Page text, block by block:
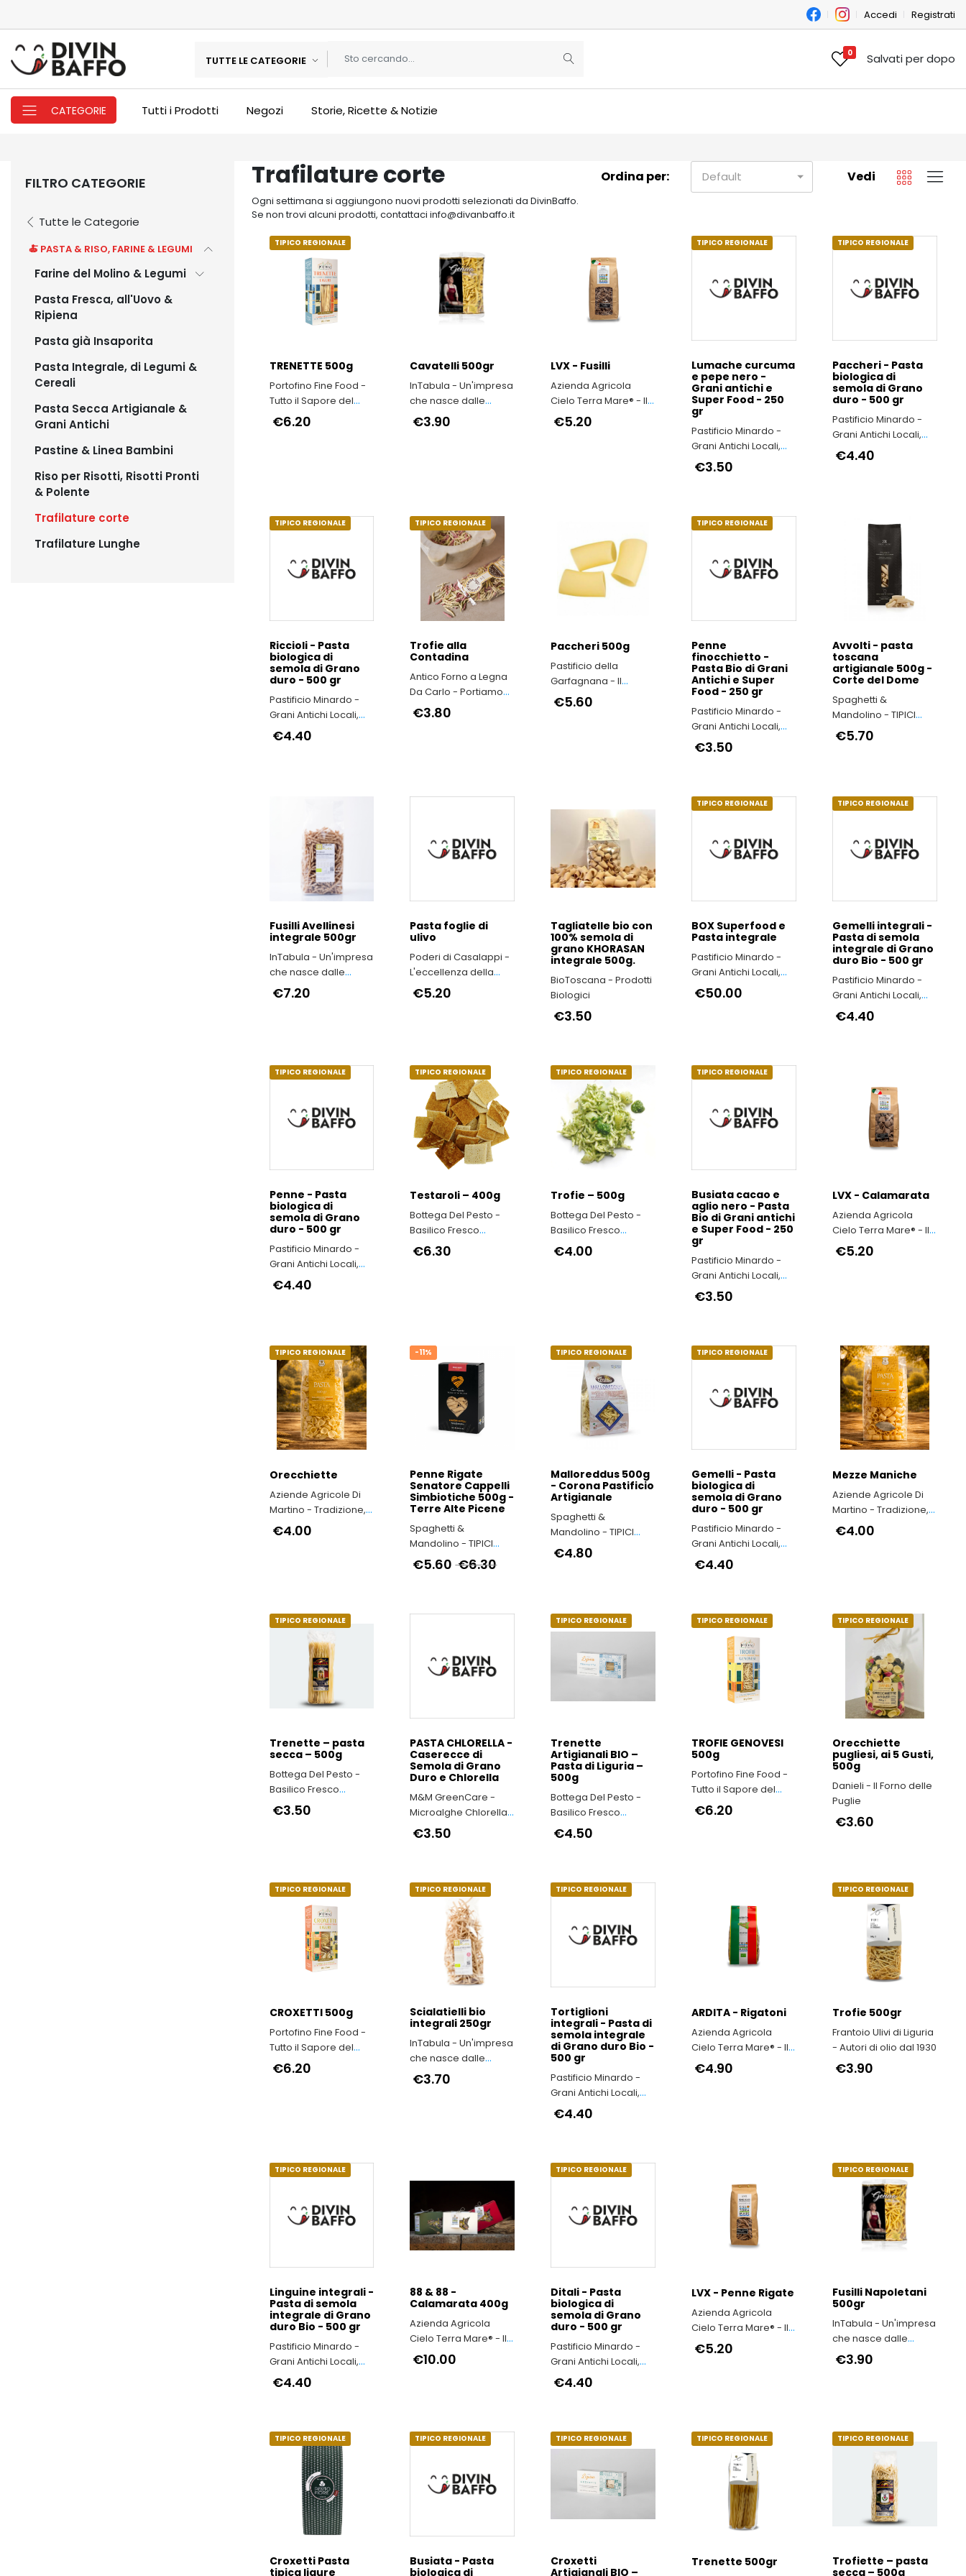
Accedi Registrati
TUTTE LE CATEGORIE
0 Salvati per dopo
CATEGORIE Tutti i Prodotti Negozi Storie, Ricette & Notizie
FILTRO CATEGORIE
Tutte le Categorie
🍝 PASTA & RISO, FARINE & LEGUMI
Farine del Molino & Legumi
Pasta Fresca, all'Uovo &
Ripiena
Pasta già Insaporita
Pasta Integrale, di Legumi &
Cereali
Pasta Secca Artigianale &
Grani Antichi
Pastine & Linea Bambini
Riso per Risotti, Risotti Pronti
& Polente
Trafilature corte
Trafilature Lunghe
Trafilature corte
Ogni settimana si aggiungono nuovi prodotti selezionati da DivinBaffo.
Se non trovi alcuni prodotti, contattaci info@divanbaffo.it
Ordina per: Default Vedi
TIPICO REGIONALE
TRENETTE 500g
Portofino Fine Food -
Tutto il Sapore del
Buon Vivere Italiano
€6.20
Cavatelli 500gr
InTabula - Un'impresa
che nasce dalle
viscere dell’Irpinia
€3.90
LVX - Fusilli
Azienda Agricola
Cielo Terra Mare® - ll
grano duro antico
siciliano Timilia
€5.20
TIPICO REGIONALE
Lumache curcuma
e pepe nero -
Grani antichi e
Super Food - 250
gr
Pastificio Minardo -
Grani Antichi Locali,
nel Rispetto
dell’Ambiente e della
€3.50
TIPICO REGIONALE
Paccheri - Pasta
biologica di
semola di Grano
duro - 500 gr
Pastificio Minardo -
Grani Antichi Locali,
nel Rispetto
dell’Ambiente e della
€4.40
TIPICO REGIONALE
Riccioli - Pasta
biologica di
semola di Grano
duro - 500 gr
Pastificio Minardo -
Grani Antichi Locali,
nel Rispetto
dell’Ambiente e della
€4.40
TIPICO REGIONALE
Trofie alla
Contadina
Antico Forno a Legna
Da Carlo - Portiamo
avanti la qualità e il
buon gusto di “una
€3.80
Paccheri 500g
Pastificio della
Garfagnana - Il
sapore della
Grafagnana espresso
€5.60
TIPICO REGIONALE
Penne
finocchietto -
Pasta Bio di Grani
Antichi e Super
Food - 250 gr
Pastificio Minardo -
Grani Antichi Locali,
nel Rispetto
dell’Ambiente e della
€3.50
Avvolti - pasta
toscana
artigianale 500g -
Corte del Dome
Spaghetti &
Mandolino - TIPICI
ITALIANI
€5.70
Fusilli Avellinesi
integrale 500gr
InTabula - Un'impresa
che nasce dalle
viscere dell’Irpinia
€7.20
Pasta foglie di
ulivo
Poderi di Casalappi -
L'eccellenza della
famiglia Bartalini
€5.20
Tagliatelle bio con
100% semola di
grano KHORASAN
integrale 500g.
BioToscana - Prodotti
Biologici
€3.50
TIPICO REGIONALE
BOX Superfood e
Pasta integrale
Pastificio Minardo -
Grani Antichi Locali,
nel Rispetto
dell’Ambiente e della
€50.00
TIPICO REGIONALE
Gemelli integrali -
Pasta di semola
integrale di Grano
duro Bio - 500 gr
Pastificio Minardo -
Grani Antichi Locali,
nel Rispetto
dell’Ambiente e della
€4.40
TIPICO REGIONALE
Penne - Pasta
biologica di
semola di Grano
duro - 500 gr
Pastificio Minardo -
Grani Antichi Locali,
nel Rispetto
dell’Ambiente e della
€4.40
TIPICO REGIONALE
Testaroli – 400g
Bottega Del Pesto -
Basilico Fresco
raccolto entro le 24
ore precedenti alla
€6.30
TIPICO REGIONALE
Trofie – 500g
Bottega Del Pesto -
Basilico Fresco
raccolto entro le 24
ore precedenti alla
€4.00
TIPICO REGIONALE
Busiata cacao e
aglio nero - Pasta
Bio di Grani antichi
e Super Food - 250
gr
Pastificio Minardo -
Grani Antichi Locali,
nel Rispetto
dell’Ambiente e della
€3.50
LVX - Calamarata
Azienda Agricola
Cielo Terra Mare® - ll
grano duro antico
siciliano Timilia
€5.20
TIPICO REGIONALE
Orecchiette
Aziende Agricole Di
Martino - Tradizione,
qualità e
€4.00
-11%
Penne Rigate
Senatore Cappelli
Simbiotiche 500g -
Terre Alte Picene
Spaghetti &
Mandolino - TIPICI
ITALIANI
€6.30
€5.60
TIPICO REGIONALE
Malloreddus 500g
- Corona Pastificio
Artigianale
Spaghetti &
Mandolino - TIPICI
ITALIANI
€4.80
TIPICO REGIONALE
Gemelli - Pasta
biologica di
semola di Grano
duro - 500 gr
Pastificio Minardo -
Grani Antichi Locali,
nel Rispetto
€4.40
Mezze Maniche
Aziende Agricole Di
Martino - Tradizione,
qualità e
€4.00
TIPICO REGIONALE
Trenette – pasta
secca – 500g
Bottega Del Pesto -
Basilico Fresco
raccolto entro le 24
€3.50
PASTA CHLORELLA -
Caserecce di
Semola di Grano
Duro e Chlorella
M&M GreenCare -
Microalghe Chlorella
& Spirulina
€3.50
TIPICO REGIONALE
Trenette
Artigianali BIO –
Pasta di Liguria –
500g
Bottega Del Pesto -
Basilico Fresco
raccolto entro le 24
€4.50
TIPICO REGIONALE
TROFIE GENOVESI
500g
Portofino Fine Food -
Tutto il Sapore del
Buon Vivere Italiano
€6.20
TIPICO REGIONALE
Orecchiette
pugliesi, ai 5 Gusti,
500g
Danieli - Il Forno delle
Puglie
€3.60
TIPICO REGIONALE
CROXETTI 500g
Portofino Fine Food -
Tutto il Sapore del
Buon Vivere Italiano
€6.20
TIPICO REGIONALE
Scialatielli bio
integrali 250gr
InTabula - Un'impresa
che nasce dalle
viscere dell’Irpinia
€3.70
TIPICO REGIONALE
Tortiglioni
integrali - Pasta di
semola integrale
di Grano duro Bio -
500 gr
Pastificio Minardo -
Grani Antichi Locali,
nel Rispetto
€4.40
ARDITA - Rigatoni
Azienda Agricola
Cielo Terra Mare® - ll
grano duro antico
€4.90
TIPICO REGIONALE
Trofie 500gr
Frantoio Ulivi di Liguria
- Autori di olio dal 1930
€3.90
TIPICO REGIONALE
Linguine integrali -
Pasta di semola
integrale di Grano
duro Bio - 500 gr
Pastificio Minardo -
Grani Antichi Locali,
nel Rispetto
dell’Ambiente e della
€4.40
88 & 88 -
Calamarata 400g
Azienda Agricola
Cielo Terra Mare® - ll
grano duro antico
siciliano Timilia
€10.00
TIPICO REGIONALE
Ditali - Pasta
biologica di
semola di Grano
duro - 500 gr
Pastificio Minardo -
Grani Antichi Locali,
nel Rispetto
dell’Ambiente e della
€4.40
LVX - Penne Rigate
Azienda Agricola
Cielo Terra Mare® - ll
grano duro antico
siciliano Timilia
€5.20
TIPICO REGIONALE
Fusilli Napoletani
500gr
InTabula - Un'impresa
che nasce dalle
viscere dell’Irpinia
€3.90
TIPICO REGIONALE
Croxetti Pasta
tipica ligure
TIPICO REGIONALE
Busiata - Pasta
biologica di
TIPICO REGIONALE
Croxetti
Artigianali BIO –
TIPICO REGIONALE
Trenette 500gr
TIPICO REGIONALE
Trofiette – pasta
secca – 500g